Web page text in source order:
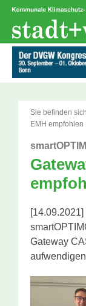
Zum
springen
Sie befinden
EMH empfohlen
Gateway